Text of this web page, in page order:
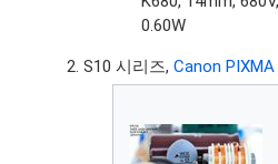
0.60W
S10 시리즈,Canon